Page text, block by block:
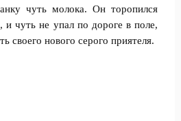
чуть молока. Он торопился
чуть не упал по дороге в поле,
своего нового серого приятеля.